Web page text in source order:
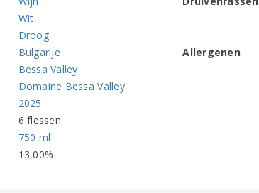
Wit
Droog
Bulgarije
Bessa Valley
Domaine Bessa Valley
2025
6 flessen
750 ml
13,00%
Allergenen